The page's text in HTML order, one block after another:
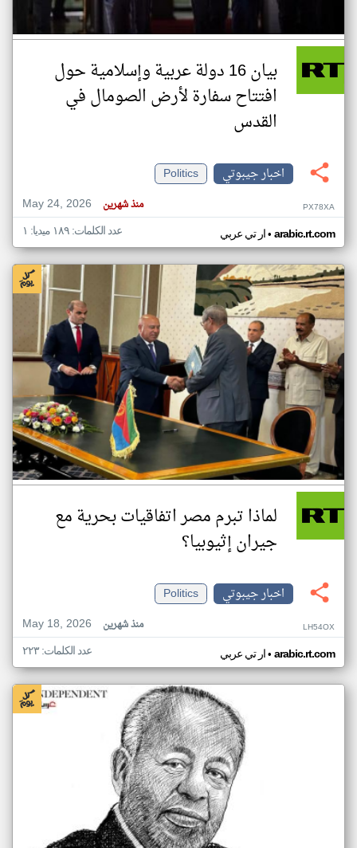
بيان 16 دولة عربية وإسلامية حول
افتتاح سفارة لأرض الصومال في
القدس
اخبار جيبوتي
Politics
May 24, 2026
منذ شهرين PX78XA
ار تي عربي• arabic.rt.com عدد الكلمات: ١٨٩ ميديا: ١
لماذا تبرم مصر اتفاقيات بحرية مع
جيران إثيوبيا؟
اخبار جيبوتي
Politics
May 18, 2026
منذ شهرين LH54OX
ار تي عربي• arabic.rt.com عدد الكلمات: ٢٢٣